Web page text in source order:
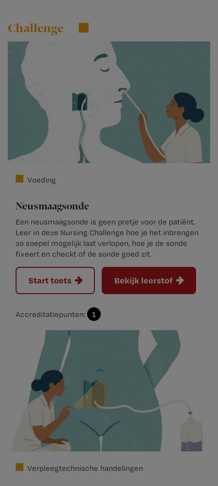
Challenge
Voeding
Neusmaagsonde
Een neusmaagsonde is geen pretje voor de patiënt.
Leer in deze Nursing Challenge hoe je het inbrengen
zo soepel mogelijk laat verlopen, hoe je de sonde
fixeert en checkt of de sonde goed zit.
Start toets Bekijk leerstof
Accreditatiepunten: 1
Verpleegtechnische handelingen